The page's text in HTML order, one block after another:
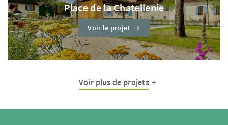
Place de la Chatellenie
Voir le projet
Voir plus de projets